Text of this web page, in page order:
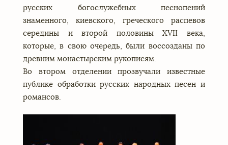
русских богослужебных песнопений
знаменного, киевского, греческого распевов
середины и второй половины XVII века,
которые, в свою очередь, были воссозданы по
древним монастырским рукописям.
Во втором отделении прозвучали известные
публике обработки русских народных песен и
романсов.